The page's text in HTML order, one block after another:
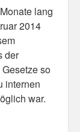
lang
2014
der
so
internen
war.